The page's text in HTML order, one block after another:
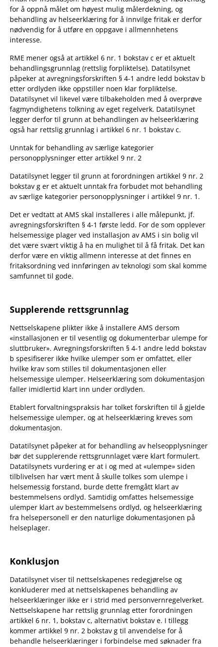
for å oppnå målet om høyest mulig målerdekning, og
behandling av helseerklæring for å innvilge fritak er derfor
nødvendig for å utføre en oppgave i allmennhetens
interesse.
RME mener også at artikkel 6 nr. 1 bokstav c er et aktuelt
behandlingsgrunnlag (rettslig forpliktelse). Datatilsynet
påpeker at avregningsforskriften § 4-1 andre ledd bokstav b
etter ordlyden ikke oppstiller noen klar forpliktelse.
Datatilsynet vil likevel være tilbakeholden med å overprøve
fagmyndighetens tolkning av eget regelverk. Datatilsynet
legger derfor til grunn at behandlingen av helseerklæring
også har rettslig grunnlag i artikkel 6 nr. 1 bokstav c.
Unntak for behandling av særlige kategorier
personopplysninger etter artikkel 9 nr. 2
Datatilsynet legger til grunn at forordningen artikkel 9 nr. 2
bokstav g er et aktuelt unntak fra forbudet mot behandling
av særlige kategorier personopplysninger i artikkel 9 nr. 1.
Det er vedtatt at AMS skal installeres i alle målepunkt, jf.
avregningsforskriften § 4-1 første ledd. For de som opplever
helsemessige plager ved installasjon av AMS i sin bolig vil
det være svært viktig å ha en mulighet til å få fritak. Det kan
derfor være en viktig allmenn interesse at det finnes en
fritaksordning ved innføringen av teknologi som skal komme
samfunnet til gode.
Supplerende rettsgrunnlag
Nettselskapene plikter ikke å installere AMS dersom
«installasjonen er til vesentlig og dokumenterbar ulempe for
sluttbruker». Avregningsforskriften § 4-1 andre ledd bokstav
b spesifiserer ikke hvilke ulemper som er omfattet, eller
hvilke krav som stilles til dokumentasjonen eller
helsemessige ulemper. Helseerklæring som dokumentasjon
faller imidlertid klart inn under ordlyden.
Etablert forvaltningspraksis har tolket forskriften til å gjelde
helsemessige ulemper, og at helseerklæring kreves som
dokumentasjon.
Datatilsynet påpeker at for behandling av helseopplysninger
bør det supplerende rettsgrunnlaget være klart formulert.
Datatilsynets vurdering er at i og med at «ulempe» siden
tilblivelsen har vært ment å skulle tolkes som ulempe i
helsemessig forstand, burde dette fremgått klart av
bestemmelsens ordlyd. Samtidig omfattes helsemessige
ulemper klart av bestemmelsens ordlyd, og helseerklæring
fra helsepersonell er den naturlige dokumentasjonen på
helseplager.
Konklusjon
Datatilsynet viser til nettselskapenes redegjørelse og
konkluderer med at nettselskapenes behandling av
helseerklæringer ikke er i strid med personvernregelverket.
Nettselskapene har rettslig grunnlag etter forordningen
artikkel 6 nr. 1, bokstav c, alternativt bokstav e. I tillegg
kommer artikkel 9 nr. 2 bokstav g til anvendelse for å
behandle helseerklæringer i forbindelse med søknader fra